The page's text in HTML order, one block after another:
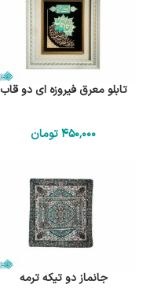
تابلو معرق فیروزه ای دو قاب
450٬000تومان
جانماز دو تیکه ترمه